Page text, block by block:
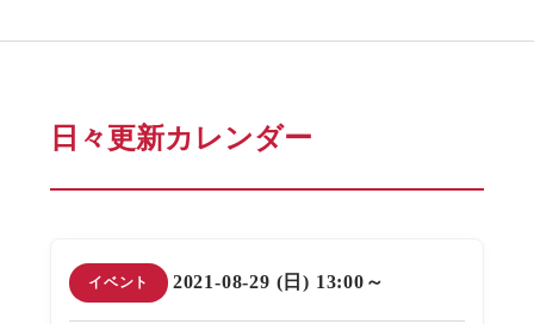
日々更新カレンダー
イベント 2021-08-29 (日) 13:00～